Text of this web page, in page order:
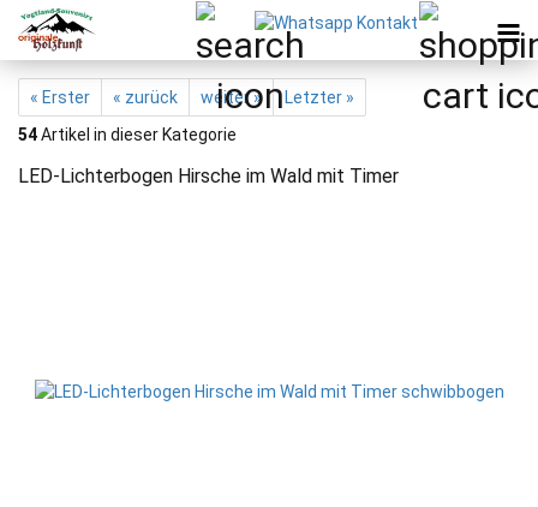
« Erster « zurück weiter »
Letzter »
54Artikel in dieser Kategorie
LED-Lichterbogen Hirsche im Wald mit Timer